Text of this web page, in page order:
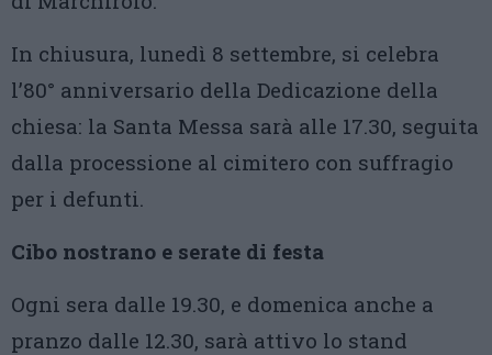
In chiusura, lunedì 8 settembre, si celebra
l’80° anniversario della Dedicazione della
chiesa: la Santa Messa sarà alle 17.30, seguita
dalla processione al cimitero con suffragio
per i defunti.
Cibo nostrano e serate di festa
Ogni sera dalle 19.30, e domenica anche a
pranzo dalle 12.30, sarà attivo lo stand